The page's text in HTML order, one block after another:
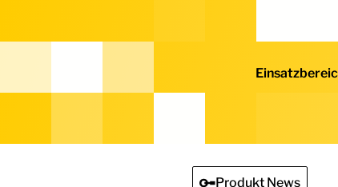
Home - Electro Terminal
Produkt News